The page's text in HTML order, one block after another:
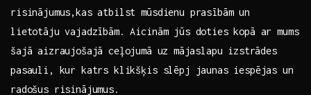
risinājumus,kas atbilst mūsdienu prasībām un
lietotāju vajadzībām. Aicinām jūs doties kopā ar mums
šajā aizraujošajā ‍ceļojumā ⁣uz ⁢mājaslapu izstrādes
pasauli, kur katrs ‌klikšķis slēpj jaunas iespējas‍ un
radošus risinājumus.